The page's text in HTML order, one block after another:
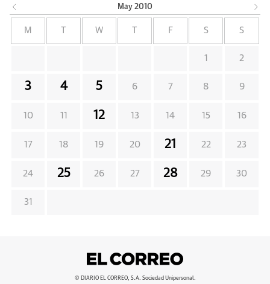
May 2010
M W F S S
1 2
3 4 5 6 7 8 9
10 11 12 13 14 15 16
17 18 19 20 21 22 23
24 25 26 27 28 29 30
31
© DIARIO EL CORREO, S.A. Sociedad Unipersonal.